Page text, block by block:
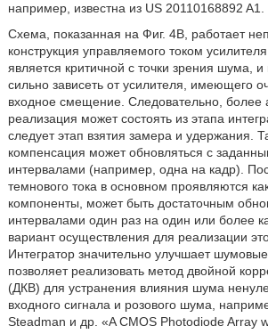
например, известна из US 20110168892 A1.
Схема, показанная на Фиг. 4B, работает
конструкция управляемого током
является критичной с точки зрения шума, и
сильно зависеть от усилителя, имеющего
входное смещение. Следовательно, более
реализация может состоять из этапа
следует этап взятия замера и удержания.
компенсация может обновляться с
интервалами (например, одна на кадр).
темнового тока в основном проявляются
компоненты, может быть достаточным
интервалами один раз на один или более
вариант осуществления для реализации
Интегратор значительно улучшает
позволяет реализовать метод двойной
(ДКВ) для устранения влияния шума
входного сигнала и розового шума,
Steadman и др. «A CMOS Photodiode Array